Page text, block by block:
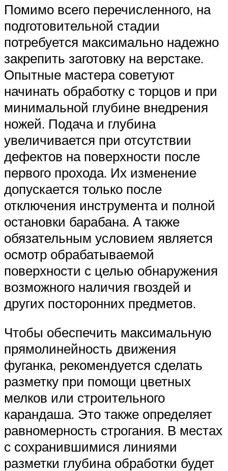
Помимо всего перечисленного, на
подготовительной стадии
потребуется максимально надежно
закрепить заготовку на верстаке.
Опытные мастера советуют
начинать обработку с торцов и при
минимальной глубине внедрения
ножей. Подача и глубина
увеличивается при отсутствии
дефектов на поверхности после
первого прохода. Их изменение
допускается только после
отключения инструмента и полной
остановки барабана. А также
обязательным условием является
осмотр обрабатываемой
поверхности с целью обнаружения
возможного наличия гвоздей и
других посторонних предметов.
Чтобы обеспечить максимальную
прямолинейность движения
фуганка, рекомендуется сделать
разметку при помощи цветных
мелков или строительного
карандаша. Это также определяет
равномерность строгания. В местах
с сохранившимися линиями
разметки глубина обработки будет